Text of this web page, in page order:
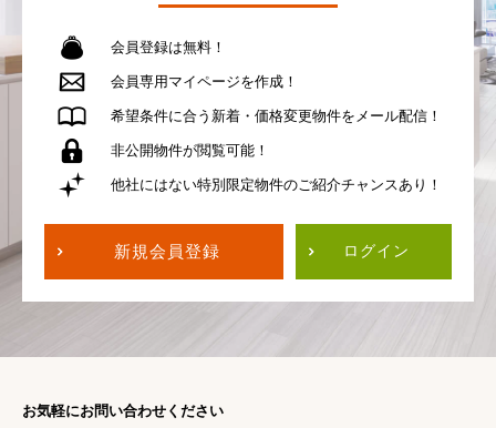
会員登録は無料！
会員専用 マイページを作成！
希望条件に合う 新着・価格変更物件を メール配信！
非公開物件が閲覧可能！
他社にはない特別限定物件のご紹介チャンスあり！
新規会員登録 ログイン
お気軽にお問い合わせください